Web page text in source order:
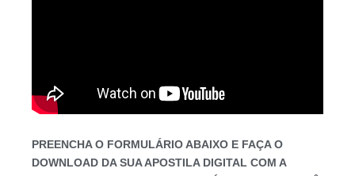
PREENCHA O FORMULÁRIO ABAIXO E FAÇA O
DOWNLOAD DA SUA APOSTILA DIGITAL COM A